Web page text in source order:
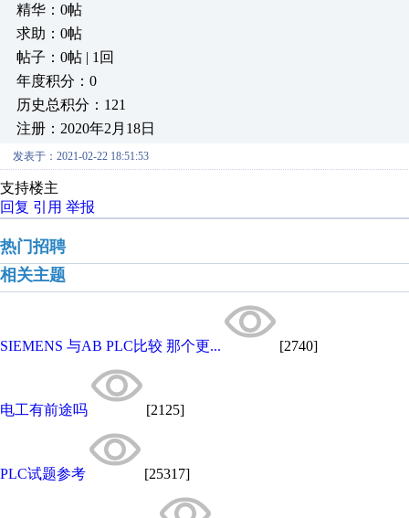
精华：0帖
求助：0帖
帖子：0帖 | 1回
年度积分：0
历史总积分：121
注册：2020年2月18日
发表于：2021-02-22 18:51:53
支持楼主
回复 引用 举报
热门招聘
相关主题
SIEMENS 与AB PLC比较 那个更... [2740]
电工有前途吗 [2125]
PLC试题参考 [25317]